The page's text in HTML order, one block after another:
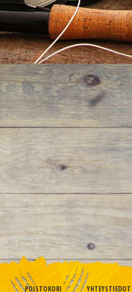
POISTOKORI YHTEYSTIEDOT